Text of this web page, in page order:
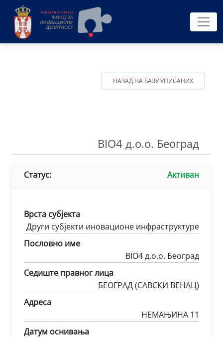
НАЗАД НА БАЗУ УПИСАНИХ
BIO4 д.о.о. Београд
Статус: Активан
Врста субјекта
Други субјекти иновационе инфраструктуре
Пословно име
BIO4 д.о.о. Београд
Седиште правног лица
БЕОГРАД (САВСКИ ВЕНАЦ)
Адреса
НЕМАЊИНА 11
Датум оснивања